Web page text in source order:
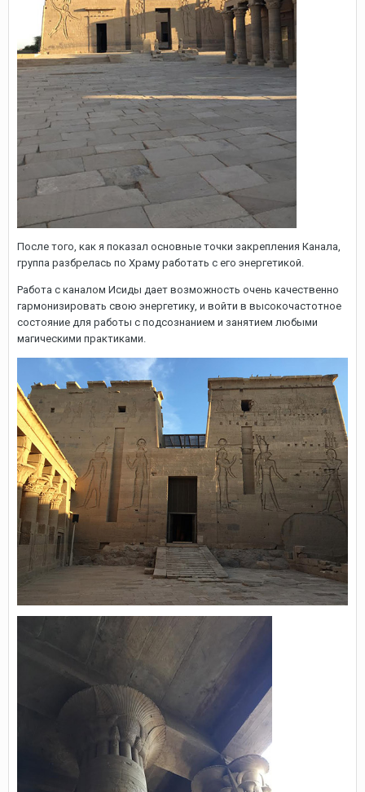
После того, как я показал основные точки закрепления Канала,
группа разбрелась по Храму работать с его энергетикой.
Работа с каналом Исиды дает возможность очень качественно
гармонизировать свою энергетику, и войти в высокочастотное
состояние для работы с подсознанием и занятием любыми
магическими практиками.